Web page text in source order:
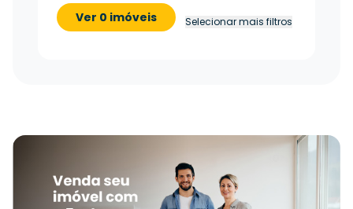
Ver 0 imóveis Selecionar mais filtros